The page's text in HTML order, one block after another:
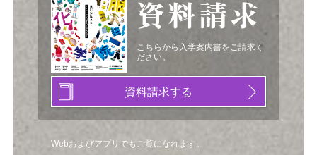
資料請求
こちらから入学案内書をご請求く
ださい。
資料請求する
Webおよびアプリでもご覧になれます。